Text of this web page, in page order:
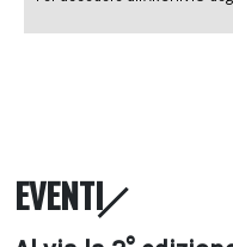
EVENTI